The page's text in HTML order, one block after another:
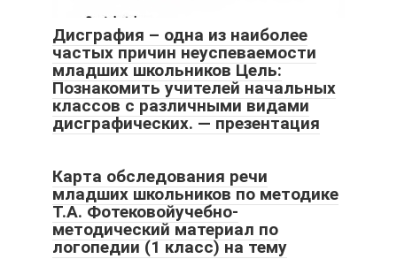
Дисграфия – одна из наиболее
частых причин неуспеваемости
младших школьников Цель:
Познакомить учителей начальных
классов с различными видами
дисграфических. — презентация
Карта обследования речи
младших школьников по методике
Т.А. Фотековойучебно-
методический материал по
логопедии (1 класс) на тему